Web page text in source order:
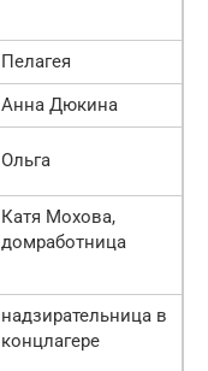
Пелагея
Анна Дюкина
Ольга
Катя Мохова,
домработница
надзирательница в
концлагере